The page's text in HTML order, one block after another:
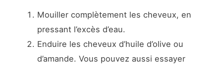
Mouiller complètement les cheveux, en
pressant l’excès d’eau.
Enduire les cheveux d’huile d’olive ou
d’amande. Vous pouvez aussi essayer